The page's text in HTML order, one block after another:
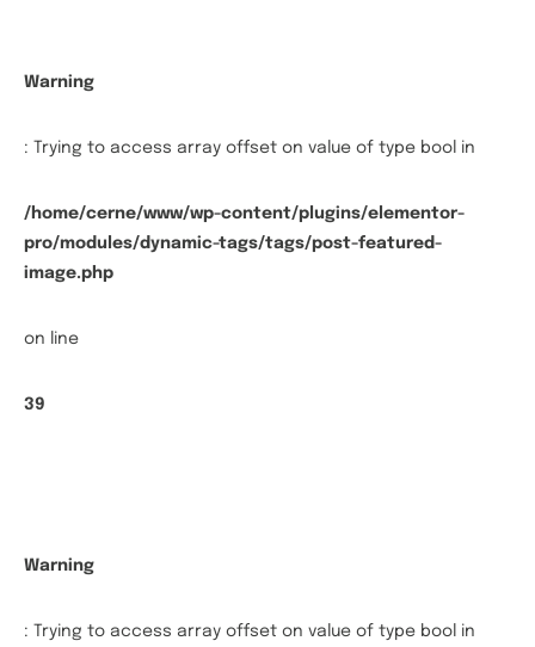
Warning
: Trying to access array offset on value of type bool in
/home/cerne/www/wp-content/plugins/elementor-
pro/modules/dynamic-tags/tags/post-featured-
image.php
on line
39
Warning
: Trying to access array offset on value of type bool in